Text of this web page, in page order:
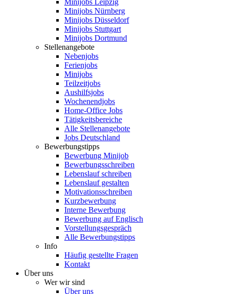
Minijobs Leipzig
Minijobs Nürnberg
Minijobs Düsseldorf
Minijobs Stuttgart
Minijobs Dortmund
Stellenangebote
Nebenjobs
Ferienjobs
Minijobs
Teilzeitjobs
Aushilfsjobs
Wochenendjobs
Home-Office Jobs
Tätigkeitsbereiche
Alle Stellenangebote
Jobs Deutschland
Bewerbungstipps
Bewerbung Minijob
Bewerbungsschreiben
Lebenslauf schreiben
Lebenslauf gestalten
Motivationsschreiben
Kurzbewerbung
Interne Bewerbung
Bewerbung auf Englisch
Vorstellungsgespräch
Alle Bewerbungstipps
Info
Häufig gestellte Fragen
Kontakt
Über uns
Wer wir sind
Über uns